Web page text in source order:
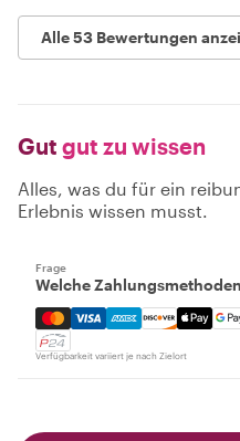
Alle 53 Bewertungen
Gut gut zu wissen
Alles, was du für ein
Erlebnis wissen musst.
Frage
Welche
Mastercard, Visa,
Verfügbarkeit variiert je nach Zielort